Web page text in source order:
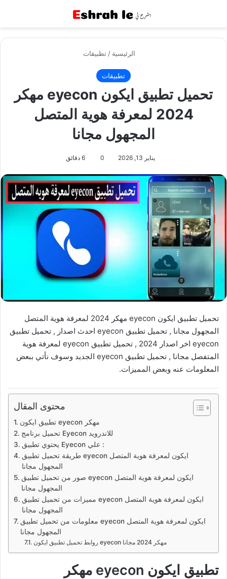
الرئيسية / تطبيقات
تطبيقات
تحميل تطبيق ايكون eyecon مهكر
2024 لمعرفة هوية المتصل
المجهول مجانا
يناير 13, 2026 0 6 دقائق
تحميل تطبيق ايكون eyecon مهكر 2024 لمعرفة هوية المتصل
المجهول مجانا , تحميل تطبيق eyecon احدث اصدار , تحميل تطبيق
eyecon اخر اصدار 2024 , تحميل تطبيق eyecon لمعرفة هوية
المتفصل مجانا , تحميل تطبيق eyecon الجديد وسوف نأتي ببعض
المعلومات عنه وبعض المميزات.
محتوى المقال
تطبيق ايكون eyecon مهكر
تحميل برنامج Eyecon للاندرويد
يحتوي تطبيق Eyecon علي :
طريقة تحميل تطبيق eyecon ايكون لمعرفة هوية المتصل
المجهول مجانا
صور من تحميل تطبيق eyecon ايكون لمعرفة هوية المتصل
المجهول مجانا
مميزات من تحميل تطبيق eyecon ايكون لمعرفة هوية المتصل
المجهول مجانا
معلومات من تحميل تطبيق eyecon ايكون لمعرفة هوية المتصل
المجهول مجانا
روابط تحميل تطبيق ايكون eyecon مهكر 2024 مجانا
تطبيق ايكون eyecon مهكر